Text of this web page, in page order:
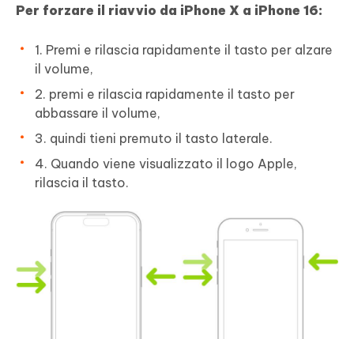
Per forzare il riavvio da iPhone X a iPhone 16:
1. Premi e rilascia rapidamente il tasto per alzare
il volume,
2. premi e rilascia rapidamente il tasto per
abbassare il volume,
3. quindi tieni premuto il tasto laterale.
4. Quando viene visualizzato il logo Apple,
rilascia il tasto.